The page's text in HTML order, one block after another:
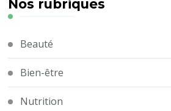
Nos rubriques
Beauté
Bien-être
Nutrition